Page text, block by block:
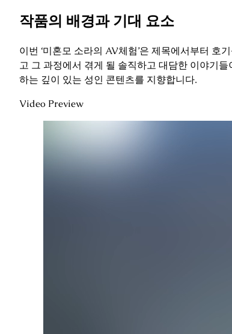
작품의 배경과 기대 요소
이번 ‘미혼모 소라의 AV체험’은 제목에서부터
고 그 과정에서 겪게 될 솔직하고 대담한 이야기
하는 깊이 있는 성인 콘텐츠를 지향합니다.
Video Preview